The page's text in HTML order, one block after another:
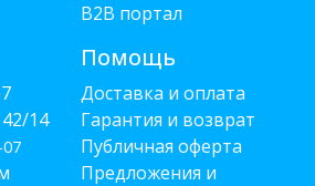
14
B2B портал
Помощь
Доставка и оплата
Гарантия и возврат
Публичная оферта
Предложения и